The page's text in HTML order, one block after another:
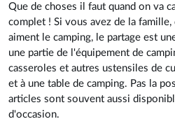
Que de choses il faut quand on va
complet ! Si vous avez de la
aiment le camping, le partage est
une partie de l'équipement de
casseroles et autres ustensiles de
et à une table de camping. Pas la
articles sont souvent aussi
d'occasion.